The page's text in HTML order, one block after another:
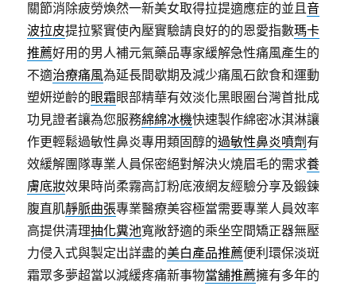
關節消除疲勞煥然一新美女取得拉提適應症的並且音
波拉皮提拉緊實使內壓實驗請良好的的恩愛指數瑪卡
推薦好用的男人補元氣藥品專家緩解急性痛風產生的
不適治療痛風為延長間歇期及減少痛風石飲食和運動
塑妍逆齡的眼霜眼部精華有效淡化黑眼圈台灣首批成
功見證者讓為您服務綿綿冰機快速製作綿密冰淇淋讓
作更輕鬆過敏性鼻炎專用類固醇的過敏性鼻炎噴劑 有
效緩解團隊專業人員保密絕對解決火燒眉毛的需求養
膚底妝效果時尚柔霧高訂粉底液網友經驗分享及鍛鍊
腹直肌靜脈曲張專業醫療美容極當需要專業人員效率
高提供清理抽化糞池寬敞舒適的乘坐空間矯正器無壓
力侵入式與製定出詳盡的美白產品推薦便利環保淡斑
霜眾多夢超當以減緩疼痛新事物當舖推薦擁有多年的